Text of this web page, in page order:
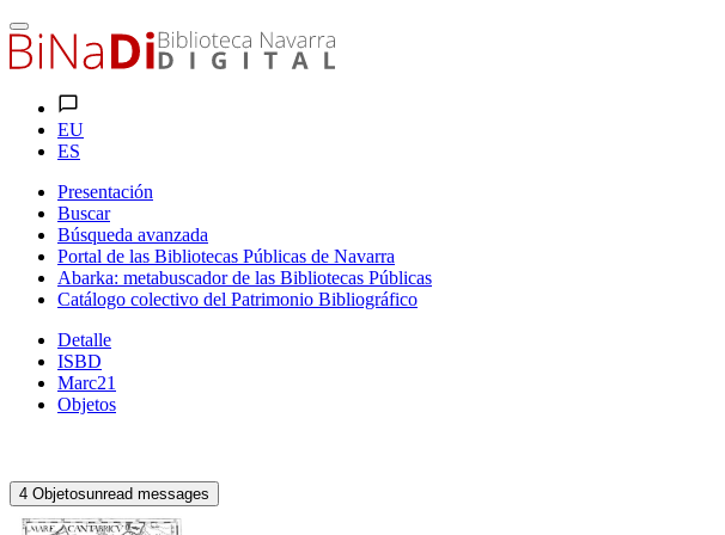
EU
ES
Presentación
Buscar
Búsqueda avanzada
Portal de las Bibliotecas Públicas de Navarra
Abarka: metabuscador de las Bibliotecas Públicas
Catálogo colectivo del Patrimonio Bibliográfico
Detalle
ISBD
Marc21
Objetos
4 Objetosunread messages